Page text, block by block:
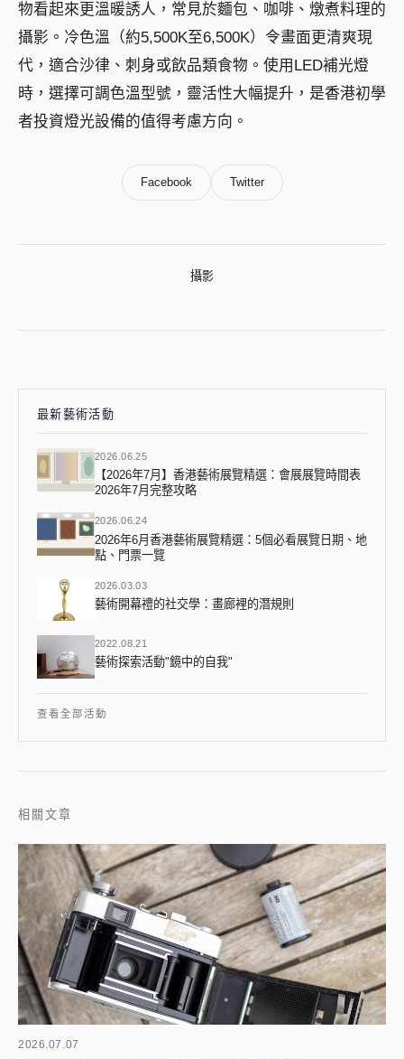
物看起來更溫暖誘人，常見於麵包、咖啡、燉煮料理的
攝影。冷色溫（約5,500K至6,500K）令畫面更清爽現
代，適合沙律、刺身或飲品類食物。使用LED補光燈
時，選擇可調色溫型號，靈活性大幅提升，是香港初學
者投資燈光設備的值得考慮方向。
Facebook Twitter
攝影
最新藝術活動
2026.06.25
【2026年7月】香港藝術展覽精選：會展展覽時間表
2026年7月完整攻略
2026.06.24
2026年6月香港藝術展覽精選：5個必看展覽日期、地
點、門票一覽
2026.03.03
藝術開幕禮的社交學：畫廊裡的潛規則
2022.08.21
藝術探索活動"鏡中的自我"
查看全部活動
相關文章
2026.07.07